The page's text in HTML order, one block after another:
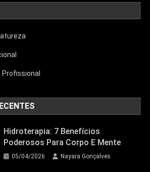
Hidroterapia: 7 Benefícios
Poderosos Para Corpo E Mente
05/04/2026 Nayara Gonçalves